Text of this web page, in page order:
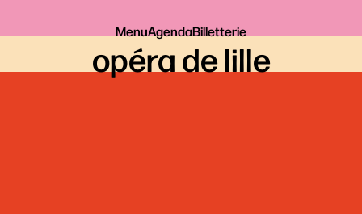
MenuAgendaBilletterie
opéra de lille